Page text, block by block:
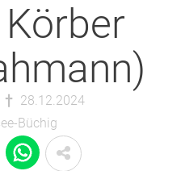
28.12.2024
Büchig